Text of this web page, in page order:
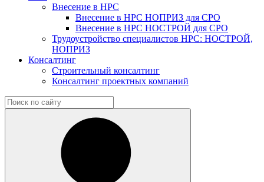
Внесение в НРС
Внесение в НРС НОПРИЗ для СРО
Внесение в НРС НОСТРОЙ для СРО
Трудоустройство специалистов НРС: НОСТРОЙ,
НОПРИЗ
Консалтинг
Строительный консалтинг
Консалтинг проектных компаний